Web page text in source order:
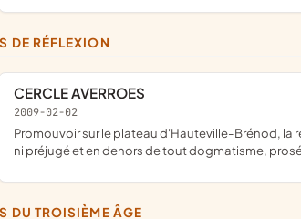
DE RÉFLEXION
CERCLE AVERROES
2009-02-02
promouvoir sur le plateau d'Hauteville-Brénod, la réflexion spirituelle dans le cadre d'un lieu d'échanges et de partages sans passion,
ni préjugé et en dehors de tout dogmatisme,
DU TROISIÈME ÂGE